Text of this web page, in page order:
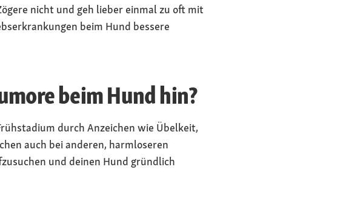
nicht und geh lieber einmal zu oft mit
beim Hund bessere
beim Hund hin?
durch Anzeichen wie Übelkeit,
auch bei anderen, harmloseren
und deinen Hund gründlich